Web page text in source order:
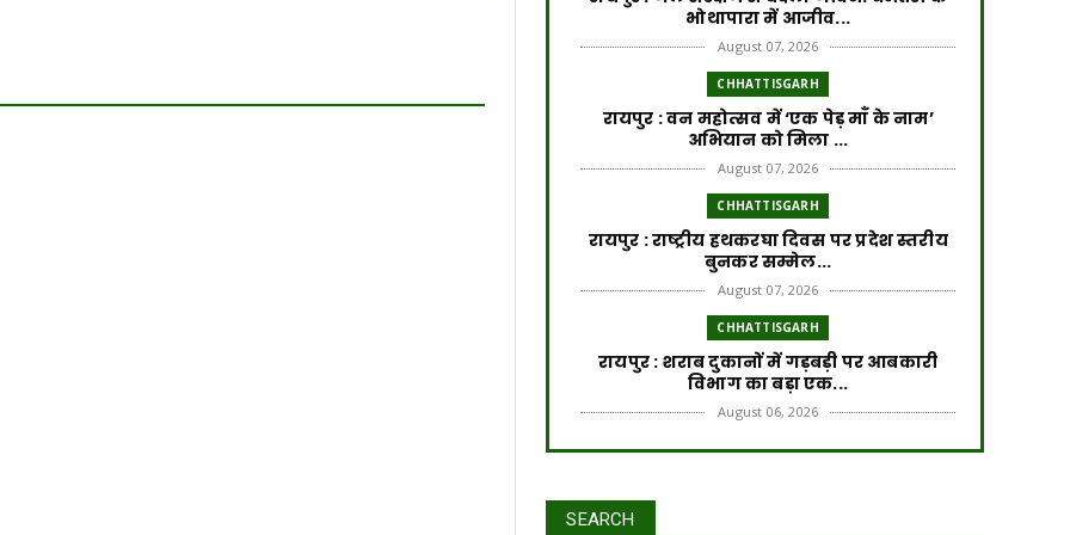
भोथापारा में आजीव...
August 07, 2026
CHHATTISGARH
रायपुर : वन महोत्सव में ‘एक पेड़ माँ के नाम’
अभियान को मिला ...
August 07, 2026
CHHATTISGARH
रायपुर : राष्ट्रीय हथकरघा दिवस पर प्रदेश स्तरीय
बुनकर सम्मेल...
August 07, 2026
CHHATTISGARH
रायपुर : शराब दुकानों में गड़बड़ी पर आबकारी
विभाग का बड़ा एक...
August 06, 2026
CHHATTISGARH
SEARCH
रायपुर : वर्ष 2024-25 में जल जीवन